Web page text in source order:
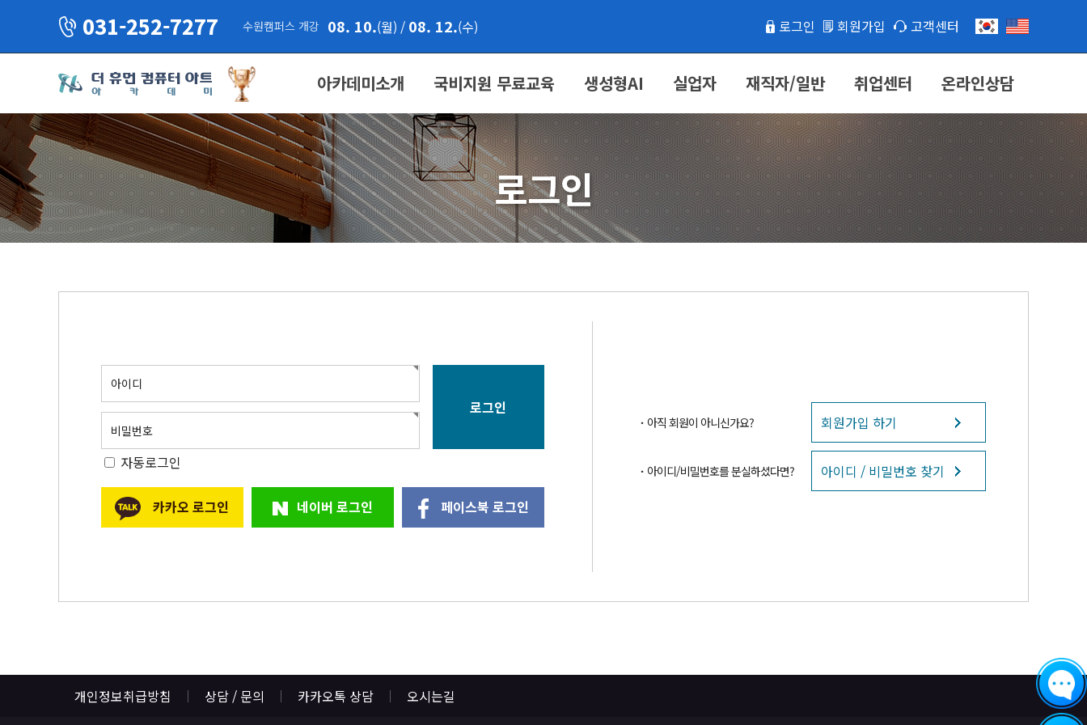
031-252-7277 수원캠퍼스 개강 08. 10.(월) / 08. 12.(수) 로그인 회원가입 고객센터
아카데미소개 국비지원 무료교육 생성형AI 실업자 재직자/일반 취업센터 온라인상담
로그인
아이디
비밀번호
자동로그인
네이버 로그인
카카오 로그인 페이스북 로그인
아직 회원이 아니신가요? 회원가입 하기
아이디/비밀번호를 분실하셨다면? 아이디 / 비밀번호 찾기
개인정보취급방침 상담 / 문의 카카오톡 상담 오시는길